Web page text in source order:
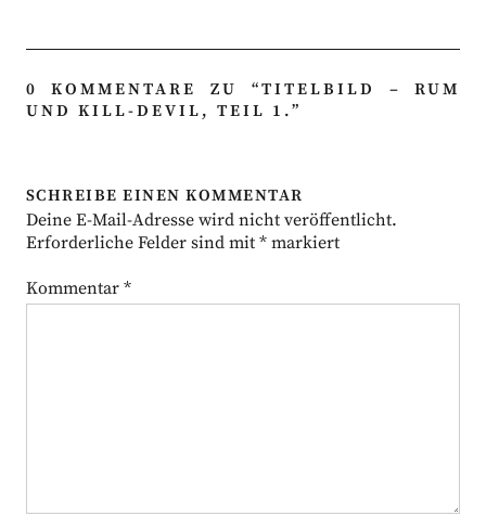
0 KOMMENTARE ZU “TITELBILD – RUM
UND KILL-DEVIL, TEIL 1.”
SCHREIBE EINEN KOMMENTAR
Deine E-Mail-Adresse wird nicht veröffentlicht.
Erforderliche Felder sind mit *markiert
Kommentar *